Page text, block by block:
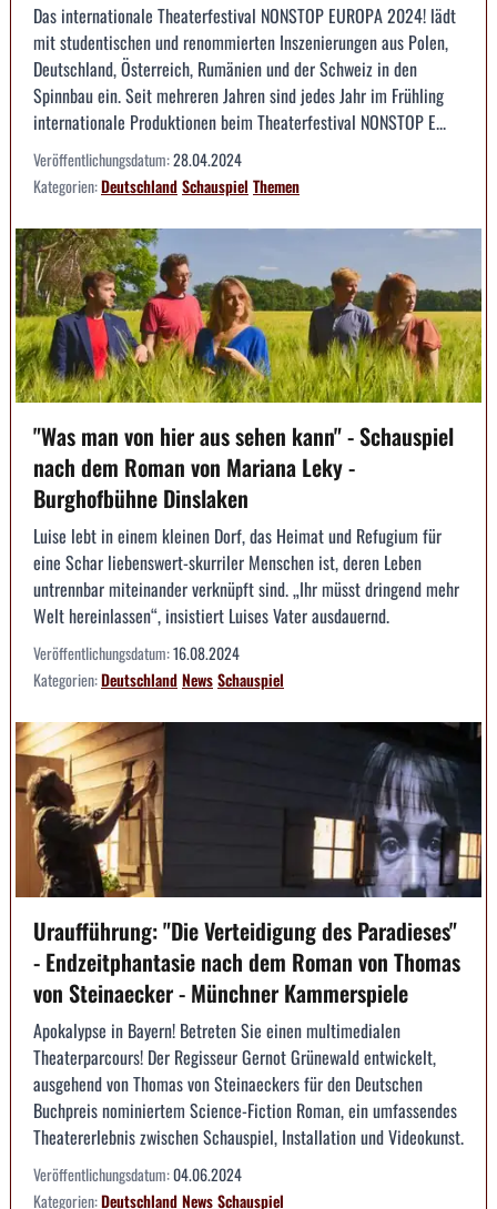
Das internationale Theaterfestival NONSTOP EUROPA 2024! lädt
mit studentischen und renommierten Inszenierungen aus Polen,
Deutschland, Österreich, Rumänien und der Schweiz in den
Spinnbau ein. Seit mehreren Jahren sind jedes Jahr im Frühling
internationale Produktionen beim Theaterfestival NONSTOP E...
Veröffentlichungsdatum:28.04.2024
Kategorien:DeutschlandSchauspiel Themen
"Was man von hier aus sehen kann" - Schauspiel
nach dem Roman von Mariana Leky -
Burghofbühne Dinslaken
Luise lebt in einem kleinen Dorf, das Heimat und Refugium für
eine Schar liebenswert-skurriler Menschen ist, deren Leben
untrennbar miteinander verknüpft sind. „Ihr müsst dringend mehr
Welt hereinlassen“, insistiert Luises Vater ausdauernd.
Veröffentlichungsdatum:16.08.2024
Kategorien:DeutschlandNewsSchauspiel
Uraufführung: "Die Verteidigung des Paradieses"
- Endzeitphantasie nach dem Roman von Thomas
von Steinaecker - Münchner Kammerspiele
Apokalypse in Bayern! Betreten Sie einen multimedialen
Theaterparcours! Der Regisseur Gernot Grünewald entwickelt,
ausgehend von Thomas von Steinaeckers für den Deutschen
Buchpreis nominiertem Science-Fiction Roman, ein umfassendes
Theatererlebnis zwischen Schauspiel, Installation und Videokunst.
Veröffentlichungsdatum:04.06.2024
Kategorien:DeutschlandNewsSchauspiel